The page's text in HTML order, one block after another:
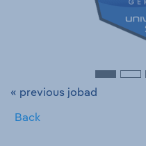
« previous jobad
Back